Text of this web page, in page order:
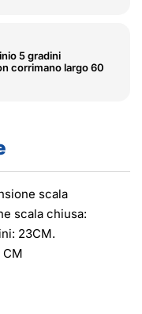
5 gradini
corrimano largo 60
scala
scala chiusa:
23CM.
CM